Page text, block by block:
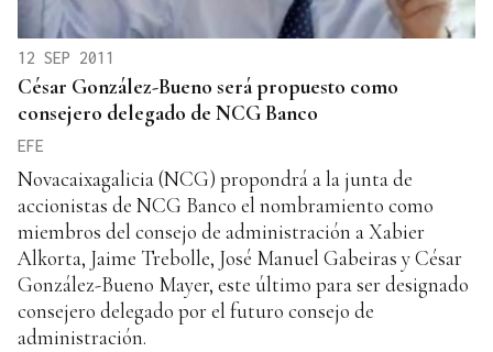
12 SEP 2011
César González-Bueno será propuesto como
consejero delegado de NCG Banco
EFE
Novacaixagalicia (NCG) propondrá a la junta de
accionistas de NCG Banco el nombramiento como
miembros del consejo de administración a Xabier
Alkorta, Jaime Trebolle, José Manuel Gabeiras y César
González-Bueno Mayer, este último para ser designado
consejero delegado por el futuro consejo de
administración.